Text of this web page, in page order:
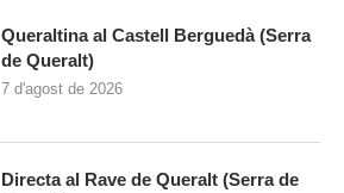
Queraltina al Castell Berguedà (Serra
de Queralt)
7 d'agost de 2026
Directa al Rave de Queralt (Serra de